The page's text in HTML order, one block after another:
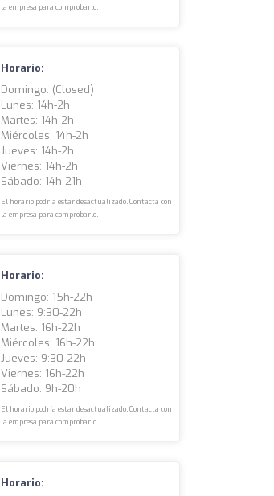
la empresa para comprobarlo.
Horario:
Domingo: (closed)
Lunes: 14h-2h
Martes: 14h-2h
Miércoles: 14h-2h
Jueves: 14h-2h
Viernes: 14h-2h
Sábado: 14h-21h
El horario podría estar desactualizado. Contacta con
la empresa para comprobarlo.
Horario:
Domingo: 15h-22h
Lunes: 9:30-22h
Martes: 16h-22h
Miércoles: 16h-22h
Jueves: 9:30-22h
Viernes: 16h-22h
Sábado: 9h-20h
El horario podría estar desactualizado. Contacta con
la empresa para comprobarlo.
Horario: